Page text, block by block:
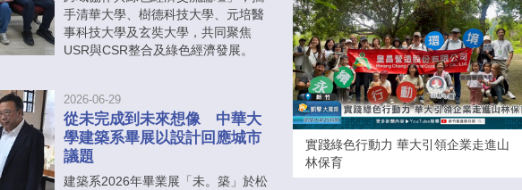
手清華大學、樹德科技大學、元培醫
事科技大學及玄奘大學，共同聚焦
USR與CSR整合及綠色經濟發展。
2026-06-29
從未完成到未來想像 中華大
學建築系畢展以設計回應城市
議題
建築系2026年畢業展「未。築」於松
實踐綠色行動力 華大引領企業走進山
林保育